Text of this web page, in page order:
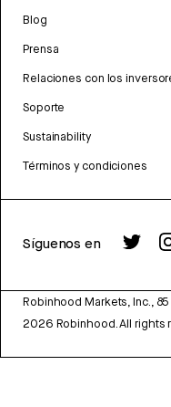
Blog
Prensa
Relaciones con los
Soporte
Sustainability
Términos y condiciones
Síguenos en
Robinhood Markets, Inc.,
2026 Robinhood. All rights